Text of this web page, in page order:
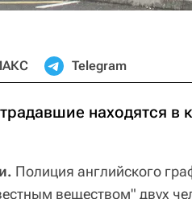
Telegram
находятся в
Полиция английского
веществом" двух